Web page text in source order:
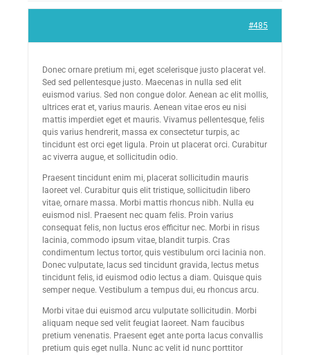
#485
Donec ornare pretium mi, eget scelerisque justo placerat vel.
Sed sed pellentesque justo. Maecenas in nulla sed elit
euismod varius. Sed non congue dolor. Aenean ac elit mollis,
ultrices erat et, varius mauris. Aenean vitae eros eu nisi
mattis imperdiet eget et mauris. Vivamus pellentesque, felis
quis varius hendrerit, massa ex consectetur turpis, ac
tincidunt est orci eget ligula. Proin ut placerat orci. Curabitur
ac viverra augue, et sollicitudin odio.
Praesent tincidunt enim mi, placerat sollicitudin mauris
laoreet vel. Curabitur quis elit tristique, sollicitudin libero
vitae, ornare massa. Morbi mattis rhoncus nibh. Nulla eu
euismod nisl. Praesent nec quam felis. Proin varius
consequat felis, non luctus eros efficitur nec. Morbi in risus
lacinia, commodo ipsum vitae, blandit turpis. Cras
condimentum lectus tortor, quis vestibulum orci lacinia non.
Donec vulputate, lacus sed tincidunt gravida, lectus metus
tincidunt felis, id euismod odio lectus a diam. Quisque quis
semper neque. Vestibulum a tempus dui, eu rhoncus arcu.
Morbi vitae dui euismod arcu vulputate sollicitudin. Morbi
aliquam neque sed velit feugiat laoreet. Nam faucibus
pretium venenatis. Praesent eget ante porta lacus convallis
pretium quis eget nulla. Nunc ac velit id nunc porttitor